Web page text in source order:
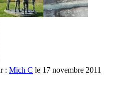
: Mich C le 17 novembre 2011